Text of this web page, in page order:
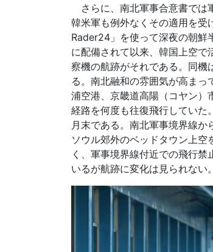
さらに、南北軍事合意書では
韓米軍も例外なくその適用を
Rader24」を使って深夜の朝鮮
に配備されて以来、韓国上空
察機の航跡がそれである。同機
る。南北融和の雰囲気が高ま
浦空港、京畿道高陽（コヤン）
経路を何度も往復飛行していた
月末である。南北軍事境界線
ソウル郊外のベッドタウン上
く、軍事境界線付近での飛行
いるが航跡に変化は見られない。